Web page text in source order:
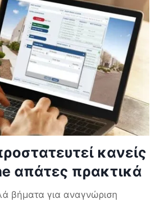
κανείς
απάτες πρακτικά
βήματα για αναγνώριση